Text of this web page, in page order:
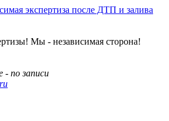
Мы - независимая сторона!
по записи